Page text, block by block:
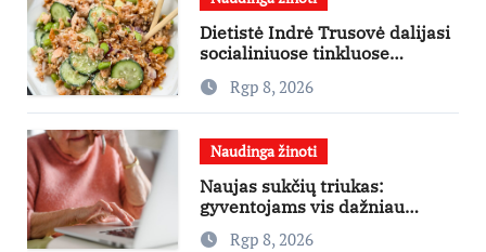
Dietistė Indrė Trusovė dalijasi
socialiniuose tinkluose
išpopuliarėjusiu lašišos salotų
receptuRgp 8, 2026
Naudinga žinoti
Naujas sukčių triukas:
gyventojams vis dažniau
skambina per „Viber“
Rgp 8, 2026